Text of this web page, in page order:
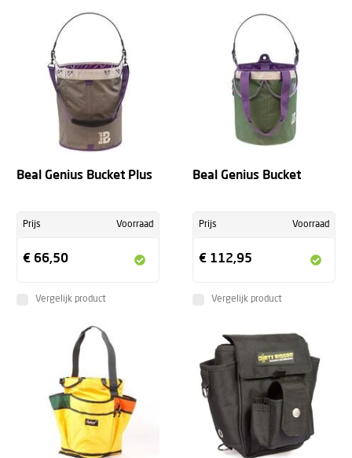
Beal Genius Bucket Plus
Prijs Voorraad
€ 66,50
Vergelijk product
Beal Genius Bucket
Prijs Voorraad
€ 112,95
Vergelijk product